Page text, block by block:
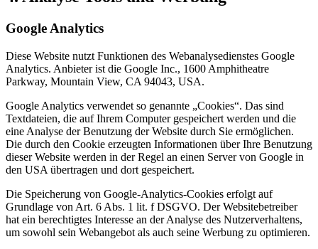
Google Analytics
Diese Website nutzt Funktionen des Webanalysedienstes Google
Analytics. Anbieter ist die Google Inc., 1600 Amphitheatre
Parkway, Mountain View, CA 94043, USA.
Google Analytics verwendet so genannte „Cookies“. Das sind
Textdateien, die auf Ihrem Computer gespeichert werden und die
eine Analyse der Benutzung der Website durch Sie ermöglichen.
Die durch den Cookie erzeugten Informationen über Ihre Benutzung
dieser Website werden in der Regel an einen Server von Google in
den USA übertragen und dort gespeichert.
Die Speicherung von Google-Analytics-Cookies erfolgt auf
Grundlage von Art. 6 Abs. 1 lit. f DSGVO. Der Websitebetreiber
hat ein berechtigtes Interesse an der Analyse des Nutzerverhaltens,
um sowohl sein Webangebot als auch seine Werbung zu optimieren.